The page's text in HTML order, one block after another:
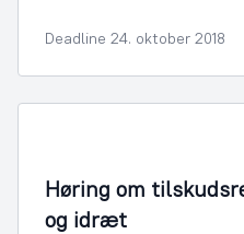
Deadline 24. oktober 2018
Høring om
og idræt